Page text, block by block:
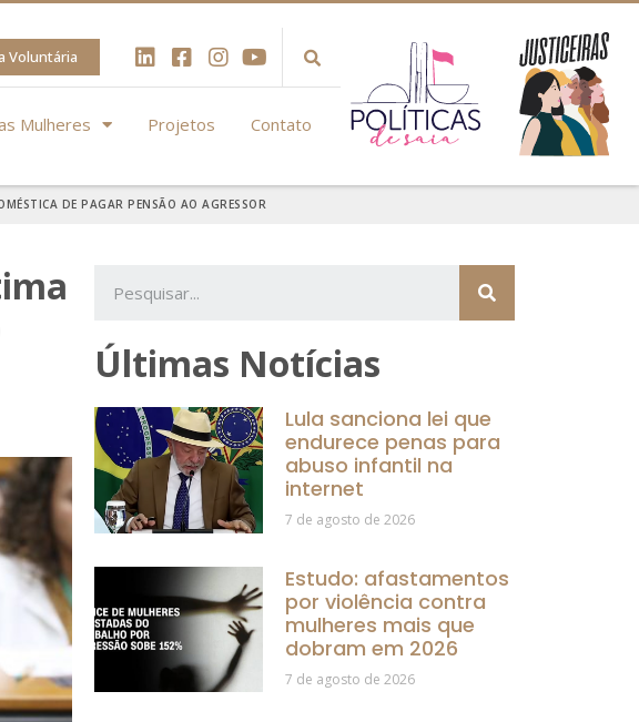
Voluntária
Mulheres Projetos Contato
DE PAGAR PENSÃO AO AGRESSOR
Últimas Notícias
Lula sanciona lei que
endurece penas para
abuso infantil na
internet
7 de agosto de 2026
Estudo: afastamentos
por violência contra
mulheres mais que
dobram em 2026
7 de agosto de 2026